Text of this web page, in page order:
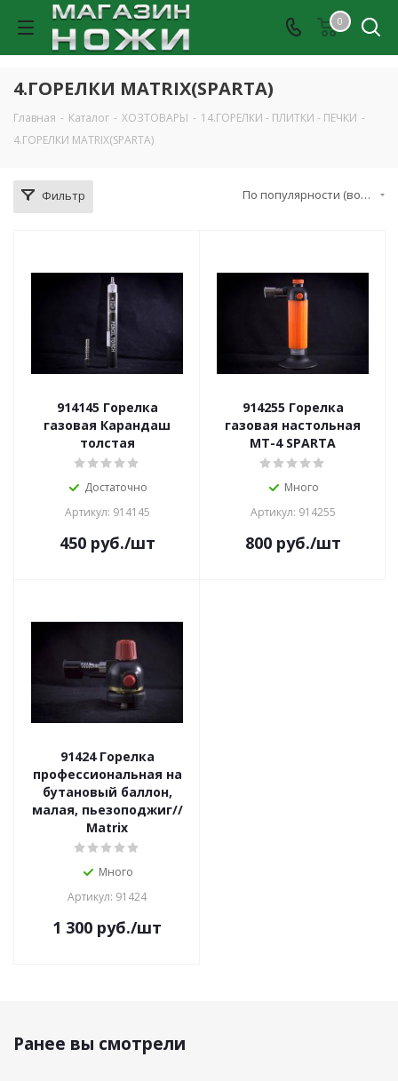
0
4.ГОРЕЛКИ MATRIX(SPARTA)
Главная - Каталог - ХОЗТОВАРЫ - 14.ГОРЕЛКИ - ПЛИТКИ - ПЕЧКИ -
4.ГОРЕЛКИ MATRIX(SPARTA)
Фильтр По популярности (возрастание)
914145 Горелка
газовая Карандаш
толстая
Достаточно
Артикул: 914145
450руб./шт
914255 Горелка
газовая настольная
MT-4 SPARTA
Много
Артикул: 914255
800руб./шт
91424 Горелка
профессиональная на
бутановый баллон,
малая, пьезоподжиг//
Matrix
Много
Артикул: 91424
1 300 руб./шт
Ранее вы смотрели